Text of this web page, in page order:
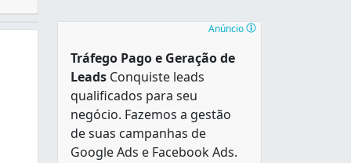
Anúncio
Tráfego Pago e Geração de
Leads Conquiste leads
qualificados para seu
negócio. Fazemos a gestão
de suas campanhas de
Google Ads e Facebook Ads.